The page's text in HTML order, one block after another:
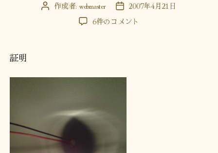
投 作成者: webmaster
投
稿
日
2007年4月21日
照
6件のコメント
証明